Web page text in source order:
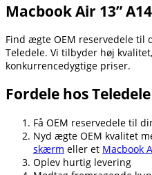
Macbook Air 13”
Find ægte OEM reservedele til
Teledele. Vi tilbyder høj
konkurrencedygtige priser.
Fordele hos Teledele
Få OEM reservedele til
Nyd ægte OEM kvalitet
skærm eller et Macbook
Oplev hurtig levering